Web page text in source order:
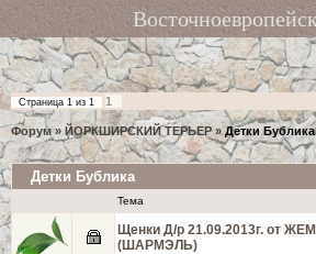
Страница 1 из 1 1
Форум » ЙОРКШИРСКИЙ ТЕРЬЕР » Детки Бублика
Детки Бублика
Тема
Щенки Д/р 21.09.2013г. от
(ШАРМЭЛЬ)